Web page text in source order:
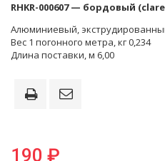
RHKR-000607 — бордовый
Алюминиевый,
Вес 1 погонного метра, кг 0,234
Длина поставки, м 6,00
190 ₽